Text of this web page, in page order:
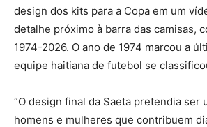
design dos kits para a Copa em um
detalhe próximo à barra das camisas,
1974-2026. O ano de 1974 marcou a
equipe haitiana de futebol se
“O design final da Saeta pretendia ser
homens e mulheres que contribuem